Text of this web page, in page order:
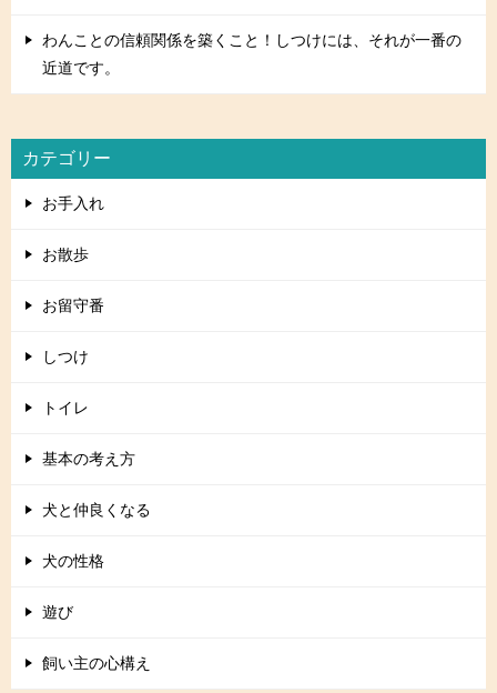
わんことの信頼関係を築くこと！しつけには、それが一番の
近道です。
カテゴリー
お手入れ
お散歩
お留守番
しつけ
トイレ
基本の考え方
犬と仲良くなる
犬の性格
遊び
飼い主の心構え